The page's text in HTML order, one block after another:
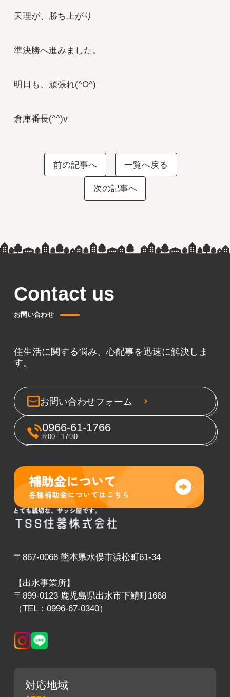
天理が、勝ち上がり
準決勝へ進みました。
明日も、頑張れ(^O^)
倉庫番長(^^)v
前の記事へ 一覧へ戻る
次の記事へ
Contact us
お問い合わせ
住生活に関する悩み、心配事を迅速に解決しま
す。
お問い合わせフォーム
0966-61-1766
8:00 - 17:30
〒867-0068 熊本県水俣市浜松町61-34
【出水事業所】
〒899-0123 鹿児島県出水市下鯖町1668
（TEL：0996-67-0340）
対応地域